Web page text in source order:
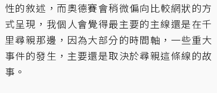
性的敘述，而奧德賽會稍微偏向比較網狀的方
式呈現，我個人會覺得最主要的主線還是在千
里尋親那邊，因為大部分的時間軸，一些重大
事件的發生，主要還是取決於尋親這條線的故
事。